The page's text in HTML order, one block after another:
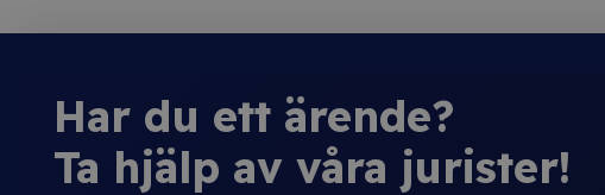
Har du ett ärende?
Ta hjälp av våra jurister!